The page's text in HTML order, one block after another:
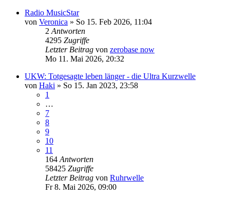
Radio MusicStar
von Veronica » So 15. Feb 2026, 11:04
2 Antworten
4295 Zugriffe
Letzter Beitrag von zerobase now
Mo 11. Mai 2026, 20:32
UKW: Totgesagte leben länger - die Ultra Kurzwelle
von Haki » So 15. Jan 2023, 23:58
1
…
7
8
9
10
11
164 Antworten
58425 Zugriffe
Letzter Beitrag von Ruhrwelle
Fr 8. Mai 2026, 09:00